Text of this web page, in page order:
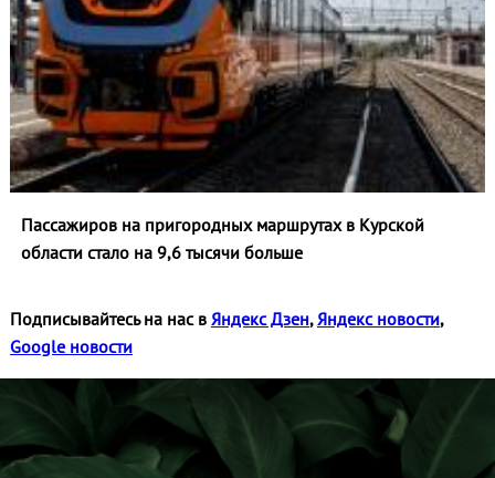
Пассажиров на пригородных маршрутах в Курской
области стало на 9,6 тысячи больше
Подписывайтесь на нас в Яндекс Дзен, Яндекс новости,
Google новости